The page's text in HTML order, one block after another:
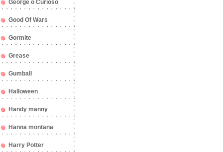
George o Curioso
Good Of Wars
Gormite
Grease
Gumball
Halloween
Handy manny
Hanna montana
Harry Potter